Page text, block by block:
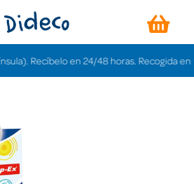
Recíbelo en 24/48 horas. Recogida en